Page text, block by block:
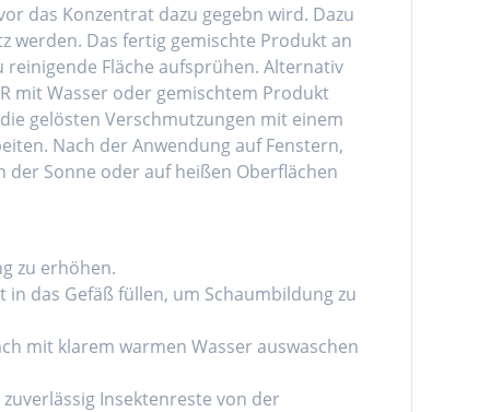
das Konzentrat dazu gegebn wird. Dazu
werden. Das fertig gemischte Produkt an
Fläche aufsprühen. Alternativ
mit Wasser oder gemischtem Produkt
gelösten Verschmutzungen mit einem
Nach der Anwendung auf Fenstern,
Sonne oder auf heißen Oberflächen
zu erhöhen.
das Gefäß füllen, um Schaumbildung zu
mit klarem warmen Wasser auswaschen
Insektenreste von der